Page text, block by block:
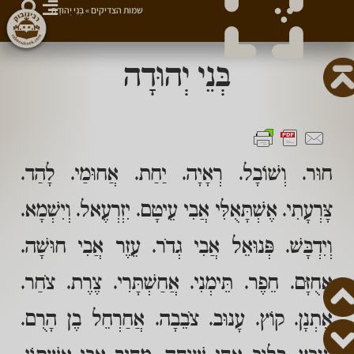
בְּנֵי יְהוּדָה
חוּר. וְשׁוֹבָל. רְאָיָה. יַחַת. אֲחוּמַי. לָהַד.
צָּרְעָתִי. אֶשְׁתָּאֻלִּי אֲבִי עֵיטָם. יִזְרְעֶאל. וְיִשְׁמָא.
וְיִדְבָּשׁ. פְּנוּאֵל אֲבִי גְדֹר. עֵזֶר אֲבִי חוּשָׁה.
אֲחֻזָּם. חֵפֶר. תֵּימְנִי. אֲחַשְׁתָּרִי. צֶרֶת. צֹחַר.
אֶתְנָן. קוֹץ. עָנוּב. צֹבֵבָה. אֲחַרְחֵל בֶן הָרֻם.
שמות הצדיקים»בְּנֵי יְהוּדָה